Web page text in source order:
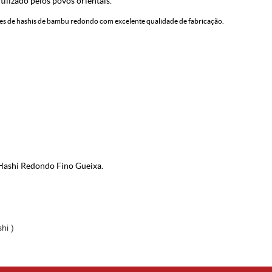
de hashis de bambu redondo com excelente qualidade de fabricação.
Redondo Fino Gueixa.
)